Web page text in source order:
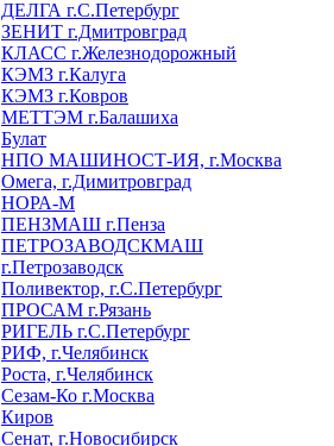
ДЕЛГА г.С.Петербург
ЗЕНИТ г.Дмитровград
КЛАСС г.Железнодорожный
КЭМЗ г.Калуга
КЭМЗ г.Ковров
МЕТТЭМ г.Балашиха
Булат
НПО МАШИНОСТ-ИЯ, г.Москва
Омега, г.Димитровград
НОРА-М
ПЕНЗМАШ г.Пенза
ПЕТРОЗАВОДСКМАШ
г.Петрозаводск
Поливектор, г.С.Петербург
ПРОСАМ г.Рязань
РИГЕЛЬ г.С.Петербург
РИФ, г.Челябинск
Роста, г.Челябинск
Сезам-Ко г.Москва
Киров
Сенат, г.Новосибирск